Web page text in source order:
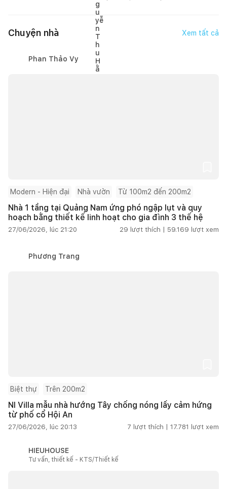
Chuyện nhà Xem tất cả
Phan Thảo Vy
Modern - Hiện đại Nhà vườn Từ 100m2 đến 200m2
Nhà 1 tầng tại Quảng Nam ứng phó ngập lụt và quy
hoạch bằng thiết kế linh hoạt cho gia đình 3 thế hệ
27/06/2026, lúc 21:20 29 lượt thích | 59.169 lượt xem
Phương Trang
Biệt thự Trên 200m2
NI Villa mẫu nhà hướng Tây chống nóng lấy cảm hứng
từ phố cổ Hội An
27/06/2026, lúc 20:13 7 lượt thích | 17.781 lượt xem
HIEUHOUSE
Tư vấn, thiết kế - KTS/Thiết kế